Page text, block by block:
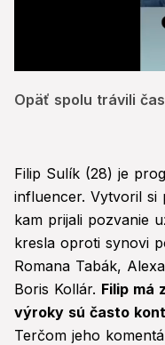
seconds
of
Opäť spolu trávili
Filip Sulík (28) je
influencer. Vytvoril si
kam prijali pozvanie
kresla oproti synovi
Romana Tabák,
Boris Kollár. Filip má
výroky sú často
Terčom jeho